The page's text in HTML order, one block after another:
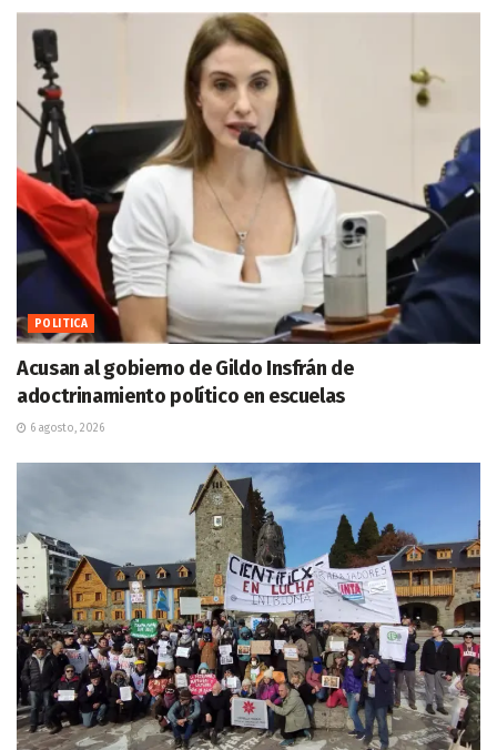
POLITICA
Acusan al gobierno de Gildo Insfrán de
adoctrinamiento político en escuelas
6 agosto, 2026